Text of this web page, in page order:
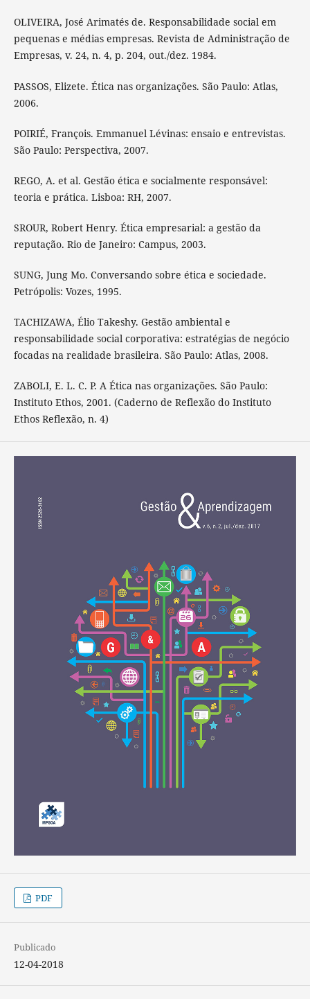
OLIVEIRA, José Arimatés de. Responsabilidade social em
pequenas e médias empresas. Revista de Administração de
Empresas, v. 24, n. 4, p. 204, out./dez. 1984.
PASSOS, Elizete. Ética nas organizações. São Paulo: Atlas,
2006.
POIRIÉ, François. Emmanuel Lévinas: ensaio e entrevistas.
São Paulo: Perspectiva, 2007.
REGO, A. et al. Gestão ética e socialmente responsável:
teoria e prática. Lisboa: RH, 2007.
SROUR, Robert Henry. Ética empresarial: a gestão da
reputação. Rio de Janeiro: Campus, 2003.
SUNG, Jung Mo. Conversando sobre ética e sociedade.
Petrópolis: Vozes, 1995.
TACHIZAWA, Élio Takeshy. Gestão ambiental e
responsabilidade social corporativa: estratégias de negócio
focadas na realidade brasileira. São Paulo: Atlas, 2008.
ZABOLI, E. L. C. P. A Ética nas organizações. São Paulo:
Instituto Ethos, 2001. (Caderno de Reflexão do Instituto
Ethos Reflexão, n. 4)
PDF
Publicado
12-04-2018